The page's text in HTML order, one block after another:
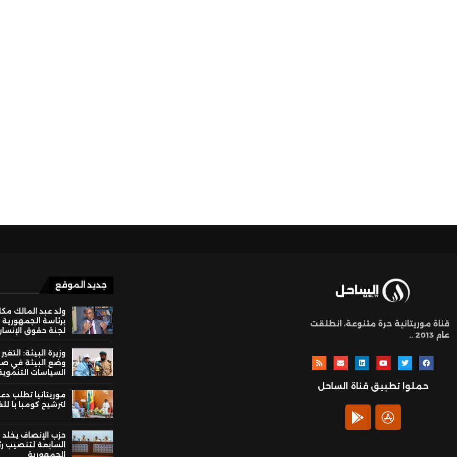
قناة موريتانية حرة متنوعة، انطلقت
عام 2013 ..
حملوا تطبيق قناة الساحل
جديد الموقع
ولد عبد المالك
برئاسة
لجنة حقوق
وزيرة البيئة:
وضع البيئة في
السياسات
موريتانيا تطلب
لترشيح كومبا با
حزب الإنصاف يخلد
السابعة لتنصيب
الجمهورية